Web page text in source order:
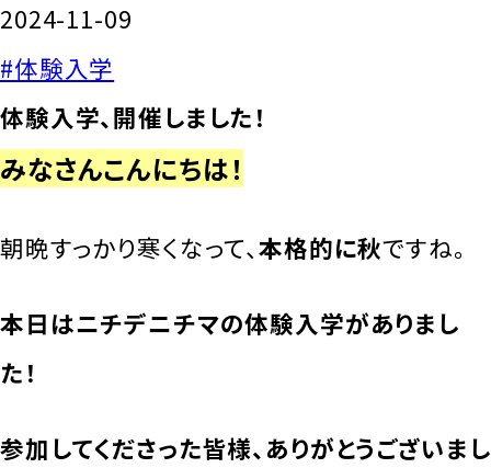
2024-11-09
#体験入学
体験入学、開催しました！
みなさんこんにちは！
朝晩すっかり寒くなって、本格的に秋ですね。
本日はニチデニチマの体験入学がありまし
た！
参加してくださった皆様、ありがとうございまし